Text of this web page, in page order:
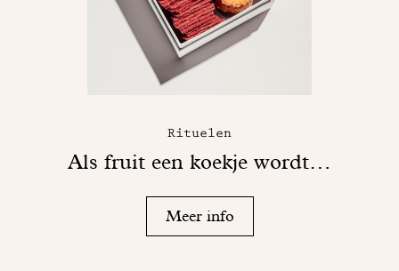
Rituelen
Als fruit een koekje wordt…
Meer info